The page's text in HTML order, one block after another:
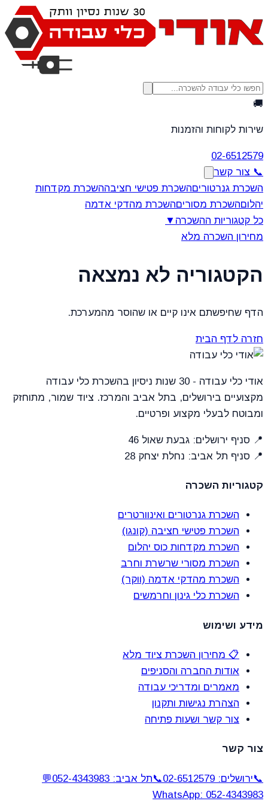
🚚
שירות לקוחות והזמנות
02-6512579
📞 צור קשר
השכרת גנרטוריםהשכרת פטישי חציבההשכרת מקדחות
יהלוםהשכרת מסוריםהשכרת מהדקי אדמה
כל קטגוריות ההשכרה ▼
מחירון השכרה מלא
הקטגוריה לא נמצאה
הדף שחיפשתם אינו קיים או שהוסר מהמערכת.
חזרה לדף הבית
אודי כלי עבודה - 30 שנות ניסיון בהשכרת כלי עבודה
מקצועיים בירושלים, בתל אביב והמרכז. ציוד שמור, מתוחזק
ומבוטח לבעלי מקצוע ופרטיים.
📍 סניף ירושלים: גבעת שאול 46
📍 סניף תל אביב: נחלת יצחק 28
קטגוריות השכרה
השכרת גנרטורים ואינוורטרים
השכרת פטישי חציבה (קונגו)
השכרת מקדחות כוס יהלום
השכרת מסורי שרשרת וחרב
השכרת מהדקי אדמה (ווקר)
השכרת כלי גינון וחרמשים
מידע ושימוש
📋 מחירון השכרת ציוד מלא
אודות החברה והסניפים
מאמרים ומדריכי עבודה
הצהרת נגישות ותקנון
צור קשר ושעות פתיחה
צור קשר
📞ירושלים: 02-6512579 📞תל אביב: 052-4343983
💬
WhatsApp: 052-4343983